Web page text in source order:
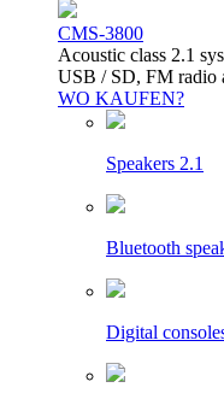
CMS-3800
Acoustic class 2.1
USB / SD, FM radio
WO KAUFEN?
Speakers 2.1
Bluetooth
Digital